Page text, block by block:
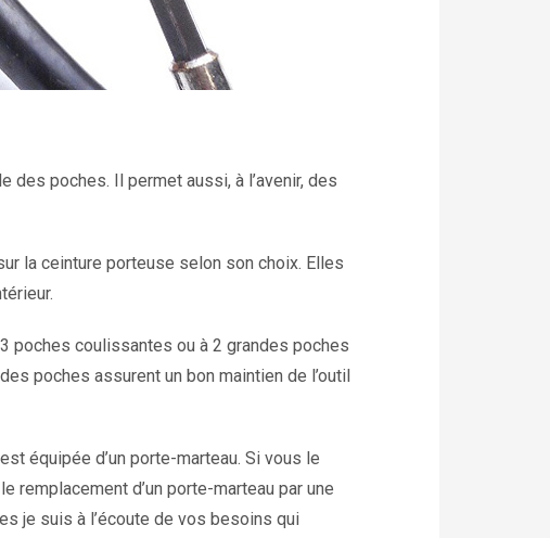
poches. Il permet aussi, à l’avenir, des
la ceinture porteuse selon son choix. Elles
poches coulissantes ou à 2 grandes poches
poches assurent un bon maintien de l’outil
équipée d’un porte-marteau. Si vous le
remplacement d’un porte-marteau par une
je suis à l’écoute de vos besoins qui